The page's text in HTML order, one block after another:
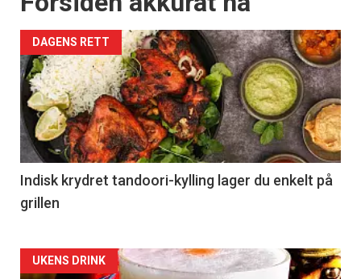
DAGENS RETT
Indisk krydret tandoori-kylling lager du enkelt på
grillen
Forsiden
UKENS DRINK